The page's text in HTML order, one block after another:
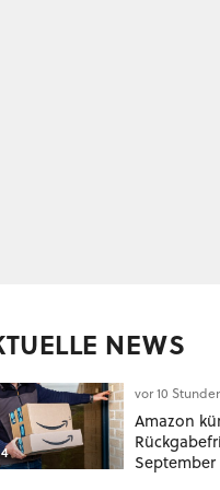
NEWS
vor 10
Amazon